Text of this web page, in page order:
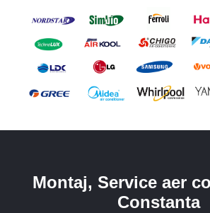
Montaj, Service aer
Constanta